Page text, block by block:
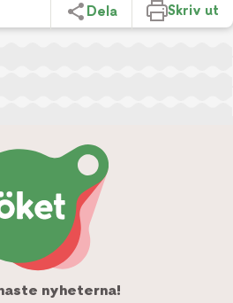
Dela Skriv ut
nyheterna!